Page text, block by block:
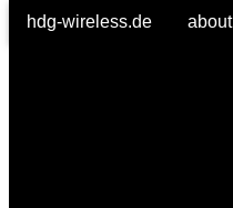
hdg-wireless.de about